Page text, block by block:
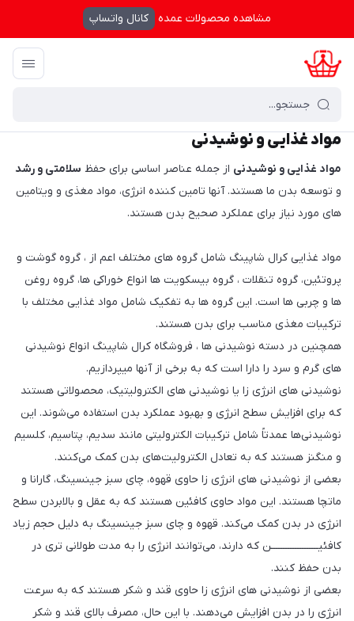
مشاهده محصولات عمده کانال واتساپ
کرال شاپینگ / مواد غذایی و نوشیدنی
مواد غذایی و نوشیدنی
مواد غذایی و نوشیدنی از جمله عناصر اساسی برای حفظ سلامتی و رشد
و توسعه بدن ما هستند. آنها تامین کننده انرژی، مواد مغذی و ویتامین
های مورد نیاز برای عملکرد صحیح بدن هستند.
مواد غذایی کرال شاپینگ شامل گروه های مختلف اعم از ، گروه گوشت و
پروتئین، گروه تنقلات ، گروه بیسکویت ها انواع خوراکی ها، گروه روغن
ها و چربی ها است. این گروه ها به تفکیک شامل مواد غذایی مختلف با
ترکیبات مغذی مناسب برای بدن هستند.
همچنین در دسته نوشیدنی ها ، فروشگاه کرال شاپینگ انواع نوشیدنی
های گرم و سرد را دارا است که به برخی از آنها میپردازیم.
نوشیدنی های انرژی زا یا نوشیدنی های الکترولیتیک، محصولاتی هستند
که برای افزایش سطح انرژی و بهبود عملکرد بدن استفاده می‌شوند. این
نوشیدنی‌ها عمدتاً شامل ترکیبات الکترولیتی مانند سدیم، پتاسیم، کلسیم
و منگنز هستند که به تعادل الکترولیت‌های بدن کمک می‌کنند.
بعضی از نوشیدنی های انرژی زا حاوی قهوه، چای سبز جینسینگ، گارانا و
ماتچا هستند. این مواد حاوی کافئین هستند که به عقل و بالابردن سطح
انرژی در بدن کمک می‌کند. قهوه و چای سبز جینسینگ به دليل حجم زياد
كافئيـــــــــــــــ‍‍‍‍‍‍‍‍‍‍ـــــن كه دارند، می‌توانند انرژی را به مدت طولانی تری در
بدن حفظ کنند.
بعضی از نوشیدنی های انرژی زا حاوی قند و شکر هستند که به سرعت
انرژی را در بدن افزایش می‌دهند. با این حال، مصرف بالای قند و شکر